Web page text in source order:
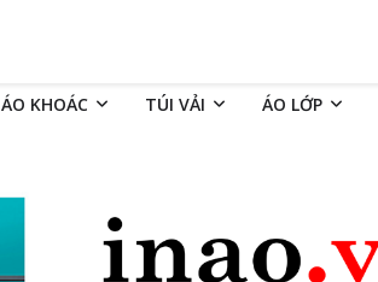
ÁO KHOÁC TÚI VẢI ÁO LỚP